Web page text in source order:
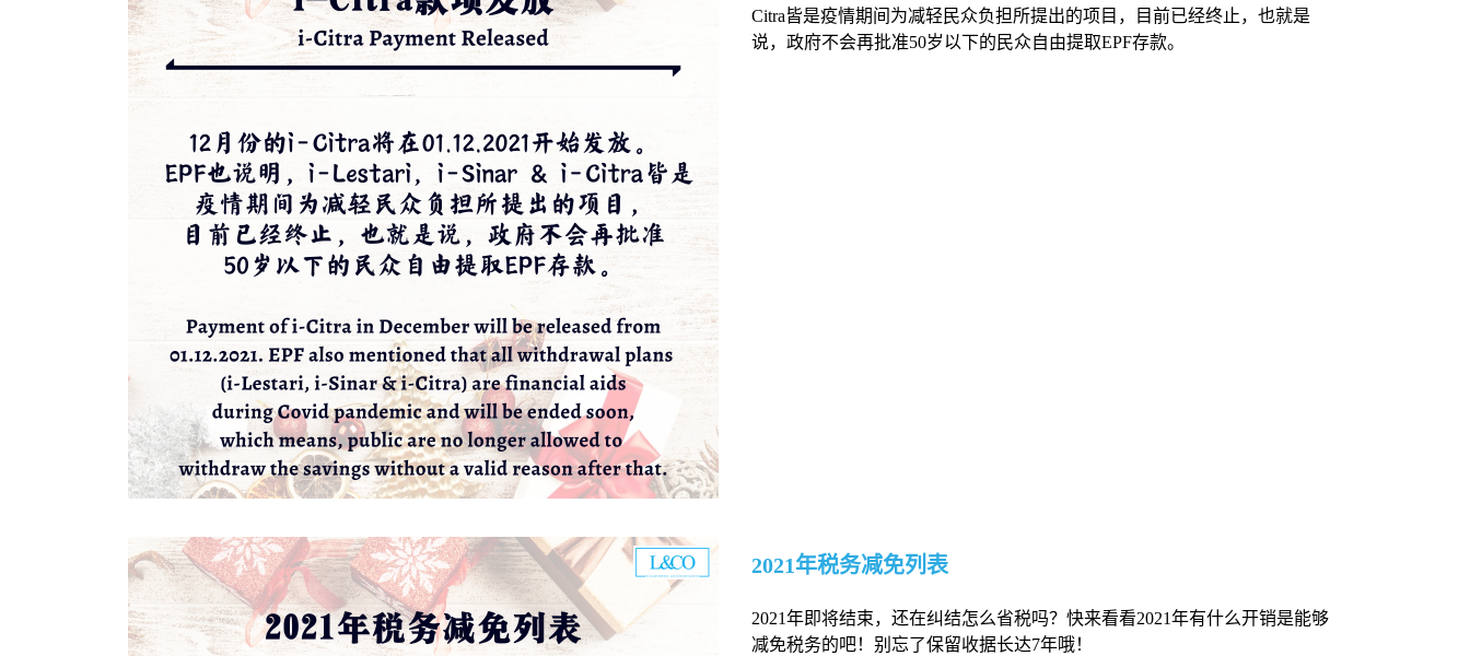
Citra皆是疫情期间为减轻民众负担所提出的项目，目前已经终止，也就是
说，政府不会再批准50岁以下的民众自由提取EPF存款。
2021年税务减免列表
2021年即将结束，还在纠结怎么省税吗？快来看看2021年有什么开销是能够
减免税务的吧！别忘了保留收据长达7年哦！